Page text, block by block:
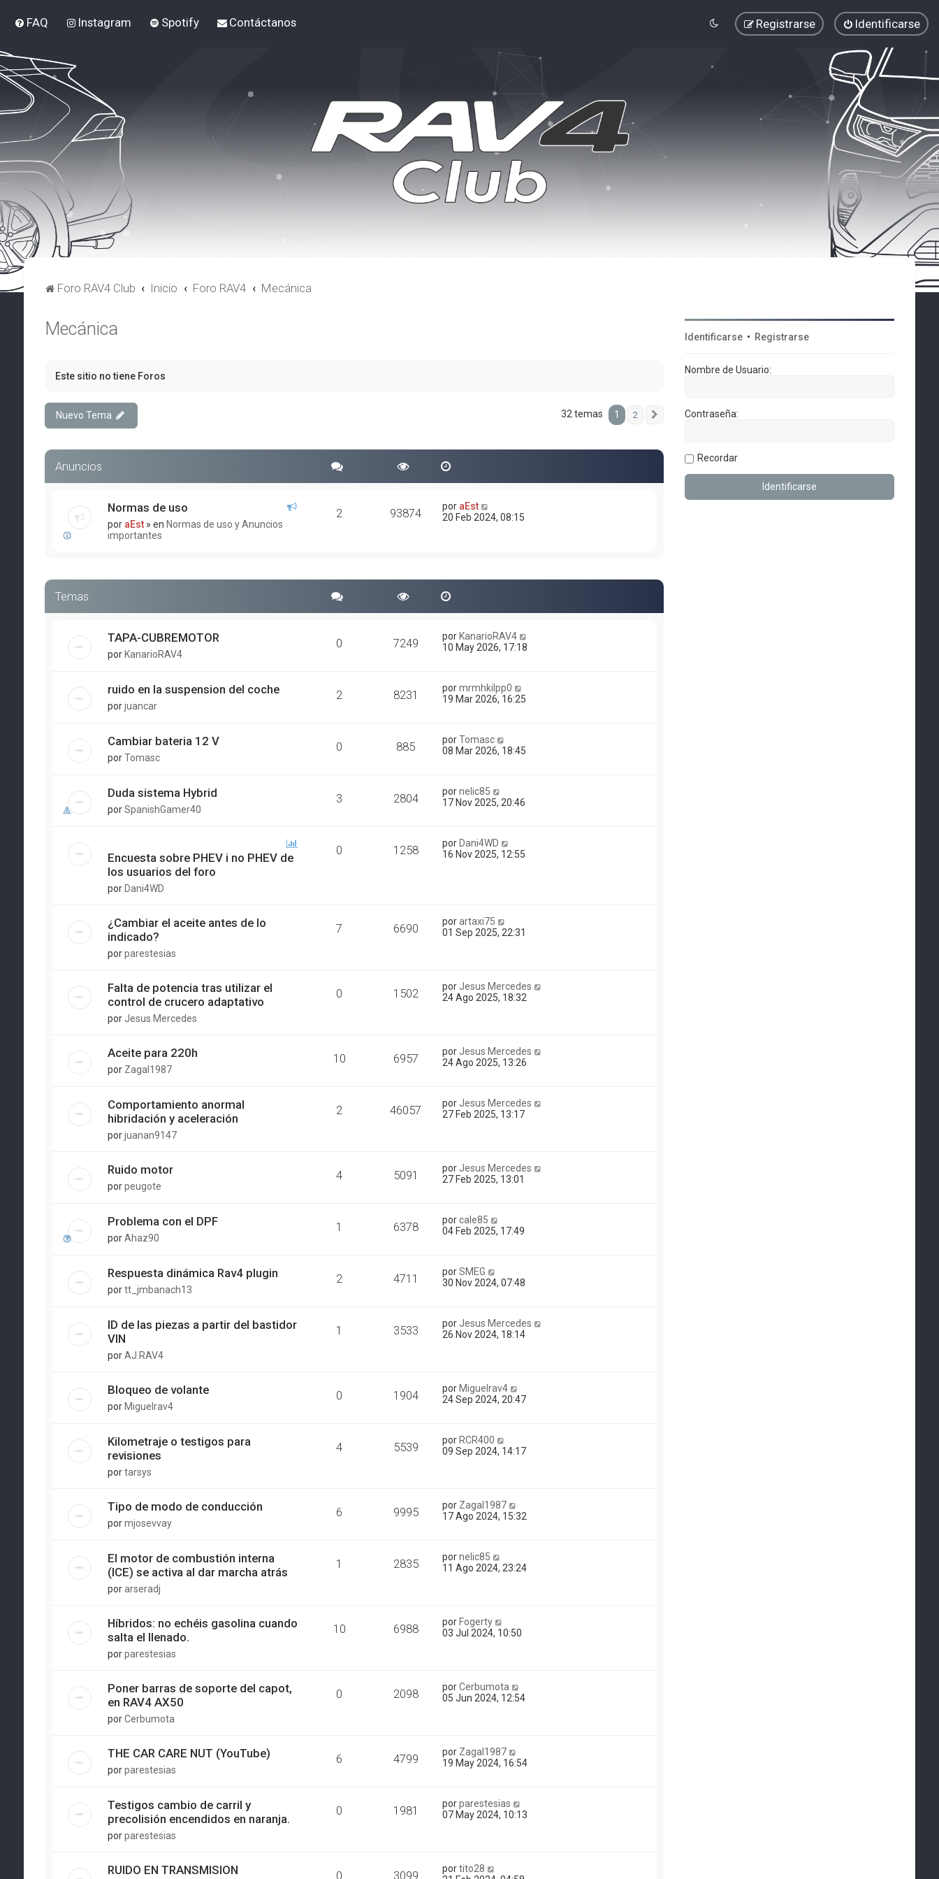
FAQ Instagram Spotify Contáctanos Identificarse
Registrarse
Foro RAV4 Club Inicio Foro RAV4 Mecánica
Mecánica
Este sitio no tiene Foros
Nuevo Tema 32 temas 1 2 Siguiente
Anuncios
Normas de uso
por aEst » en Normas de uso y Anuncios
importantes
2 93874 por aEst
20 Feb 2024, 08:15
Temas
TAPA-CUBREMOTOR
por KanarioRAV4
0 7249 por KanarioRAV4
10 May 2026, 17:18
ruido en la suspension del coche
porjuancar
2 8231 pormrmhkilpp0
19 Mar 2026, 16:25
Cambiar bateria 12 V
porTomasc
0 885 porTomasc
08 Mar 2026, 18:45
Duda sistema Hybrid
porSpanishGamer40
3 2804 pornelic85
17 Nov 2025, 20:46
Encuesta sobre PHEV i no PHEV de
los usuarios del foro
por Dani4WD
0 1258 por Dani4WD
16 Nov 2025, 12:55
¿Cambiar el aceite antes de lo
indicado?
porparestesias
7 6690 porartaxi75
01 Sep 2025, 22:31
Falta de potencia tras utilizar el
control de crucero adaptativo
por Jesus Mercedes
0 1502 por Jesus Mercedes
24 Ago 2025, 18:32
Aceite para 220h
por Zagal1987
10 6957 por Jesus Mercedes
24 Ago 2025, 13:26
Comportamiento anormal
hibridación y aceleración
porjuanan9147
2 46057 por Jesus Mercedes
27 Feb 2025, 13:17
Ruido motor
porpeugote
4 5091 por Jesus Mercedes
27 Feb 2025, 13:01
Problema con el DPF
porAhaz90
1 6378 porcale85
04 Feb 2025, 17:49
Respuesta dinámica Rav4 plugin
portt_jmbanach13
2 4711 porSMEG
30 Nov 2024, 07:48
ID de las piezas a partir del bastidor
VIN
porAJ.RAV4
1 3533 por Jesus Mercedes
26 Nov 2024, 18:14
Bloqueo de volante
por Miguelrav4
0 1904 por Miguelrav4
24 Sep 2024, 20:47
Kilometraje o testigos para
revisiones
portarsys
4 5539 por RCR400
09 Sep 2024, 14:17
Tipo de modo de conducción
pormjosevvay
6 9995 por Zagal1987
17 Ago 2024, 15:32
El motor de combustión interna
(ICE) se activa al dar marcha atrás
porarseradj
1 2835 pornelic85
11 Ago 2024, 23:24
Híbridos: no echéis gasolina cuando
salta el llenado.
porparestesias
10 6988 por Fogerty
03 Jul 2024, 10:50
Poner barras de soporte del capot,
en RAV4 AX50
porCerbumota
0 2098 porCerbumota
05 Jun 2024, 12:54
THE CAR CARE NUT (YouTube)
porparestesias
6 4799 por Zagal1987
19 May 2024, 16:54
Testigos cambio de carril y
precolisión encendidos en naranja.
porparestesias
0 1981 porparestesias
07 May 2024, 10:13
RUIDO EN TRANSMISION 0 3099 portito28
Identificarse • Registrarse
Nombre de Usuario:
Contraseña:
Recordar